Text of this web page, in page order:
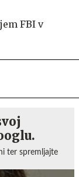
FBI v
ter spremljajte